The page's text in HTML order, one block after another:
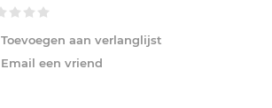
Toevoegen aan verlanglijst
Email een vriend